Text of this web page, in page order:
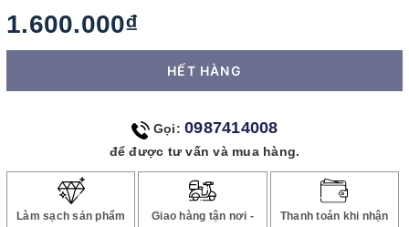
1.600.000₫
HẾT HÀNG
Gọi: 0987414008
để được tư vấn và mua hàng.
Làm sạch sản phẩm
Giao hàng tận nơi -
Thanh toán khi nhận